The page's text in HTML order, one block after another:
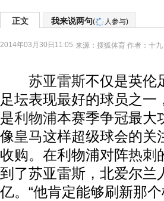
正文 我来说两句( 人参与)
2014年03月30日11:05 来源： 搜狐体育 作者：十九
苏亚雷斯不仅是英伦
足坛表现最好的球员之一
是利物浦本赛季争冠最大
像皇马这样超级球会的关
收购。在利物浦对阵热刺
到了苏亚雷斯，北爱尔兰
亿。“他肯定能够刷新那